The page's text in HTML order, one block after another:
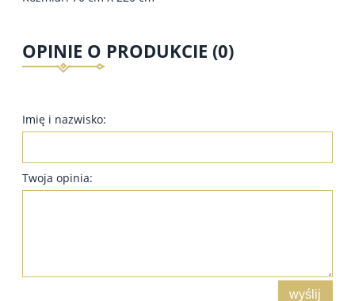
OPINIE O PRODUKCIE (0)
Imię i nazwisko:
Twoja opinia:
wyślij